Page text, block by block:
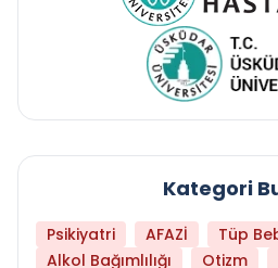
Kategori
Psikiyatri AFAZİ
Tüp
Alkol Bağımlılığı
Otizm